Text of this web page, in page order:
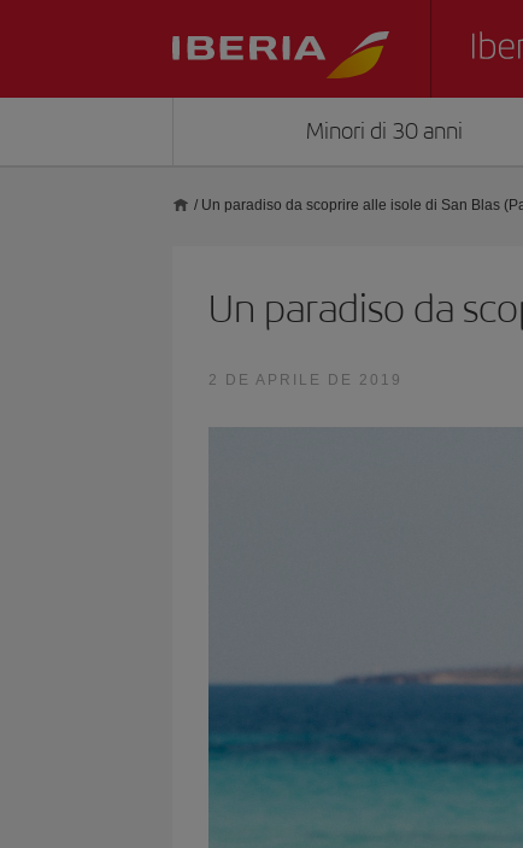
Minori di 30 anni
/ Un paradiso da scoprire alle isole di San Blas
Un paradiso da
2 DE APRILE DE 2019